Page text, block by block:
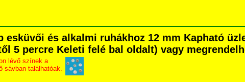
esküvői és alkalmi ruhákhoz 12 mm Kapható
5 percre Keleti felé bal oldalt) vagy
lévő színek a
sávban találhatóak.